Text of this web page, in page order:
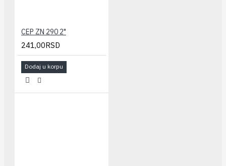
CEP ZN 290 2"
241,00RSD
Dodaj u korpu